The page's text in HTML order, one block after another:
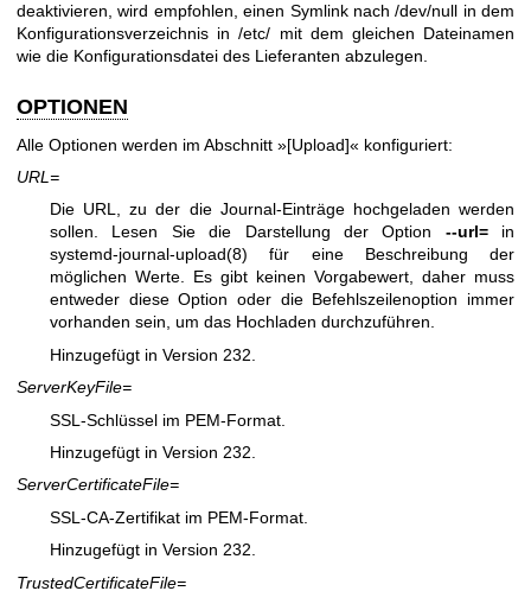
deaktivieren, wird empfohlen, einen Symlink nach /dev/null in dem
Konfigurationsverzeichnis in /etc/ mit dem gleichen Dateinamen
wie die Konfigurationsdatei des Lieferanten abzulegen.
OPTIONEN
Alle Optionen werden im Abschnitt »[Upload]« konfiguriert:
URL=
Die URL, zu der die Journal-Einträge hochgeladen werden
sollen. Lesen Sie die Darstellung der Option --url=in
systemd-journal-upload(8) für eine Beschreibung der
möglichen Werte. Es gibt keinen Vorgabewert, daher muss
entweder diese Option oder die Befehlszeilenoption immer
vorhanden sein, um das Hochladen durchzuführen.
Hinzugefügt in Version 232.
ServerKeyFile=
SSL-Schlüssel im PEM-Format.
Hinzugefügt in Version 232.
ServerCertificateFile=
SSL-CA-Zertifikat im PEM-Format.
Hinzugefügt in Version 232.
TrustedCertificateFile=